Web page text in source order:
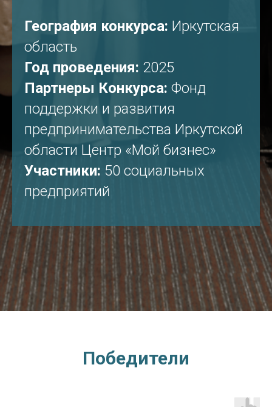
География конкурса: Иркутская
область
Год проведения: 2025
Партнеры Конкурса: Фонд
поддержки и развития
предпринимательства Иркутской
области Центр «Мой бизнес»
Участники: 50 социальных
предприятий
Победители